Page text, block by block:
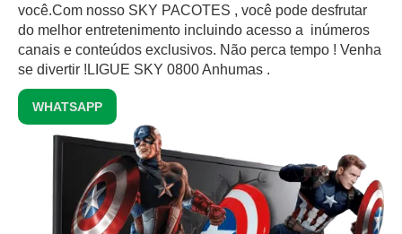
você.Com nosso SKY PACOTES , você pode desfrutar
do melhor entretenimento incluindo acesso a inúmeros
canais e conteúdos exclusivos.‍ Não perca tempo ! Venha
se divertir !LIGUE SKY 0800 Anhumas .
WHATSAPP